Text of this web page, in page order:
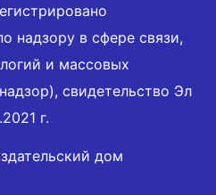
надзору в сфере связи,
и массовых
свидетельство Эл
г.
дом